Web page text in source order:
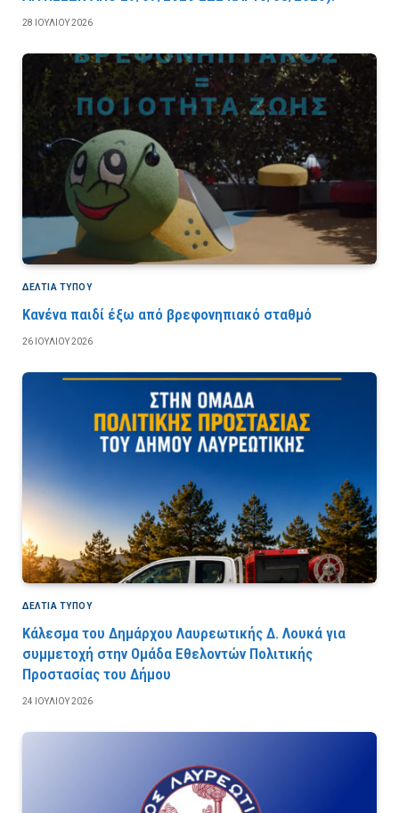
28 ΙΟΥΛΊΟΥ 2026
ΔΕΛΤΙΑ ΤΥΠΟΥ
Κανένα παιδί έξω από βρεφονηπιακό σταθμό
26 ΙΟΥΛΊΟΥ 2026
ΔΕΛΤΙΑ ΤΥΠΟΥ
Κάλεσμα του Δημάρχου Λαυρεωτικής Δ. Λουκά για
συμμετοχή στην Ομάδα Εθελοντών Πολιτικής
Προστασίας του Δήμου
24 ΙΟΥΛΊΟΥ 2026